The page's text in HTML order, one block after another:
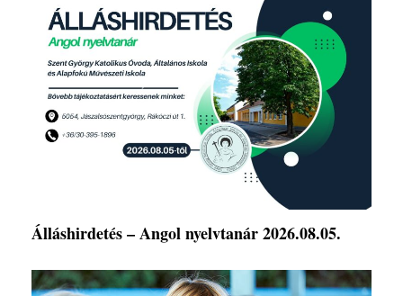
Álláshirdetés – Angol nyelvtanár 2026.08.05.